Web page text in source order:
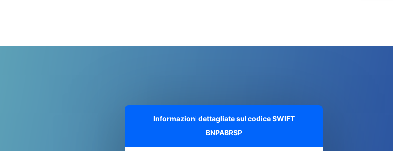
Informazioni dettagliate sul codice SWIFT
BNPABRSP